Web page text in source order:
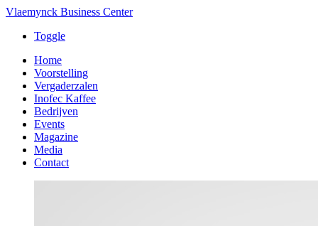
Vlaemynck Business Center
Toggle
Home
Voorstelling
Vergaderzalen
Inofec Kaffee
Bedrijven
Events
Magazine
Media
Contact